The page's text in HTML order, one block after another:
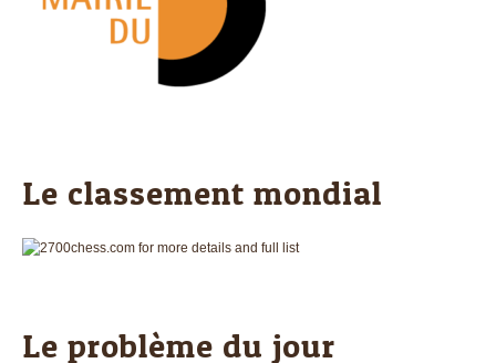
Le classement mondial
Le problème du jour